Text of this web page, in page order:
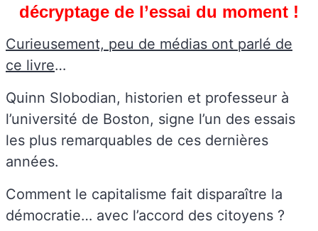
décryptage de l’essai du moment !
Curieusement, peu de médias ont parlé de
ce livre…
Quinn Slobodian, historien et professeur à
l’université de Boston, signe l’un des essais
les plus remarquables de ces dernières
années.
Comment le capitalisme fait disparaître la
démocratie… avec l’accord des citoyens ?